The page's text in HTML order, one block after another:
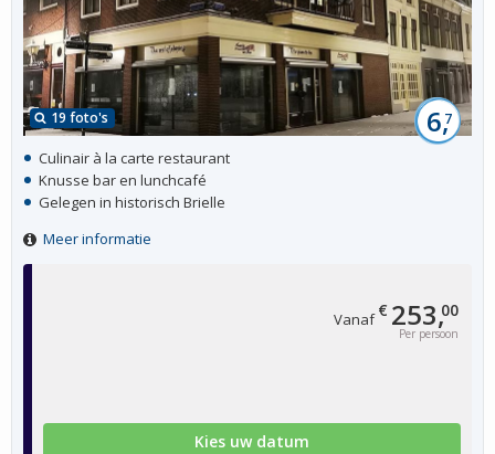
Vanaf€ 253,00
Per persoon
Kies uw datum
19 foto's 6,7
Culinair à la carte restaurant
Knusse bar en lunchcafé
Gelegen in historisch Brielle
Meer informatie